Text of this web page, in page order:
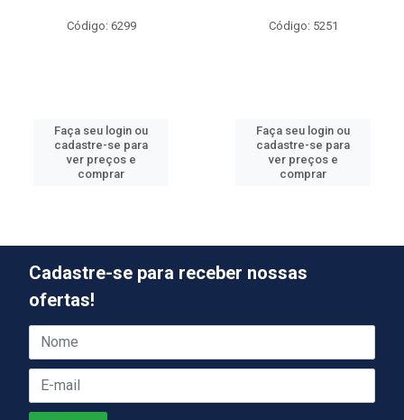
Código: 6299
Faça seu login ou
cadastre-se para
ver preços e
comprar
Código: 5251
Faça seu login ou
cadastre-se para
ver preços e
comprar
Cadastre-se para receber nossas
ofertas!